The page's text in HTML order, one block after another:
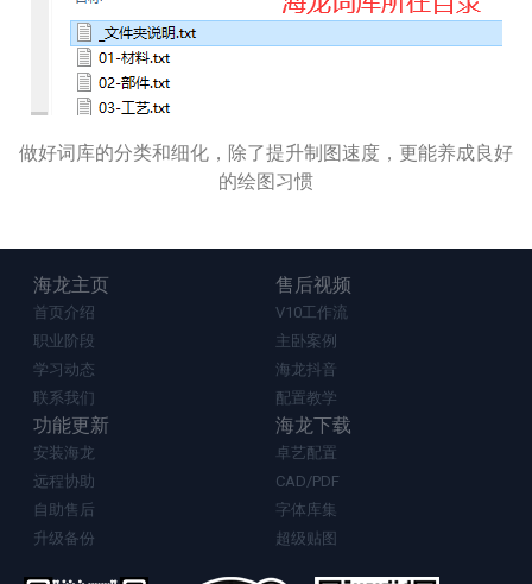
做好词库的分类和细化，除了提升制图速度，更能养成良好
的绘图习惯
海龙主页
首页介绍
职业阶段
学习动态
联系我们
售后视频
V10工作流
主卧案例
海龙抖音
配置教学
功能更新
安装海龙
远程协助
自助售后
升级备份
海龙下载
卓艺配置
CAD/PDF
字体库集
超级贴图